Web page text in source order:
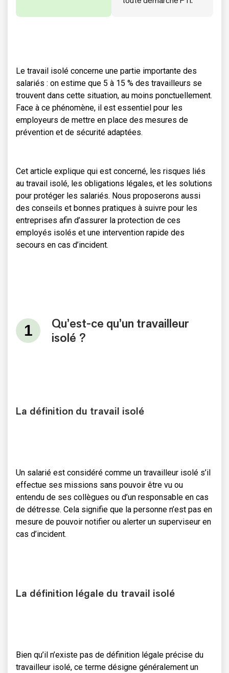
Le travail isolé concerne une partie importante des
salariés : on estime que 5 à 15 % des travailleurs se
trouvent dans cette situation, au moins ponctuellement.
Face à ce phénomène, il est essentiel pour les
employeurs de mettre en place des mesures de
prévention et de sécurité adaptées.
Cet article explique qui est concerné, les risques liés
au travail isolé, les obligations légales, et les solutions
pour protéger les salariés. Nous proposerons aussi
des conseils et bonnes pratiques à suivre pour les
entreprises afin d’assurer la protection de ces
employés isolés et une intervention rapide des
secours en cas d’incident.
Qu’est-ce qu’un travailleur
isolé ?
La définition du travail isolé
Un salarié est considéré comme un travailleur isolé s’il
effectue ses missions sans pouvoir être vu ou
entendu de ses collègues ou d’un responsable en cas
de détresse. Cela signifie que la personne n’est pas en
mesure de pouvoir notifier ou alerter un superviseur en
cas d’incident.
La définition légale du travail isolé
Bien qu’il n’existe pas de définition légale précise du
travailleur isolé, ce terme désigne généralement un